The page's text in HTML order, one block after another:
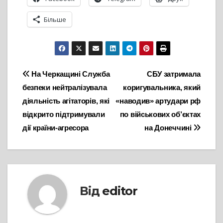
Більше
Навігація
записів
СБУ затримала
коригувальника, який
«наводив» артудари рф
по військових об’єктах
на Донеччині
На Черкащині Служба
безпеки нейтралізувала
діяльність агітаторів, які
відкрито підтримували
дії країни-агресора
Від editor